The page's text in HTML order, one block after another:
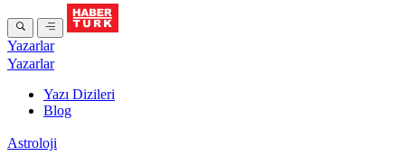
Yazarlar
Yazarlar
Yazı Dizileri
Blog
Astroloji